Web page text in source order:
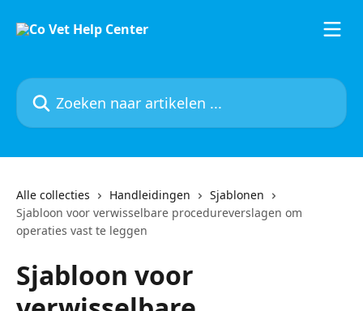
Zoeken naar artikelen ...
Alle collecties Handleidingen
Sjablonen
Sjabloon voor verwisselbare procedureverslagen om
operaties vast te leggen
Sjabloon voor